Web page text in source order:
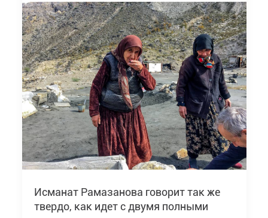
Исманат Рамазанова говорит так же
твердо, как идет с двумя полными